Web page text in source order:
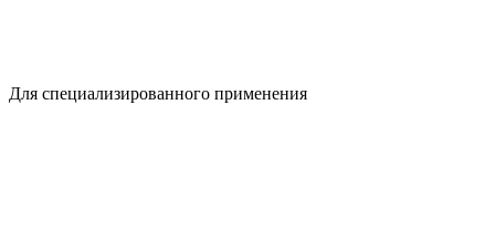
Для специализированного применения